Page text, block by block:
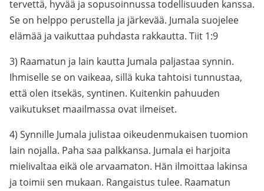
tervettä, hyvää ja sopusoinnussa todellisuuden kanssa.
Se on helppo perustella ja järkevää. Jumala suojelee
elämää ja vaikuttaa puhdasta rakkautta. Tiit 1:9
3) Raamatun ja lain kautta Jumala paljastaa synnin.
Ihmiselle se on vaikeaa, sillä kuka tahtoisi tunnustaa,
että olen itsekäs, syntinen. Kuitenkin pahuuden
vaikutukset maailmassa ovat ilmeiset.
4) Synnille Jumala julistaa oikeudenmukaisen tuomion
lain nojalla. Paha saa palkkansa. Jumala ei harjoita
mielivaltaa eikä ole arvaamaton. Hän ilmoittaa lakinsa
ja toimii sen mukaan. Rangaistus tulee. Raamatun